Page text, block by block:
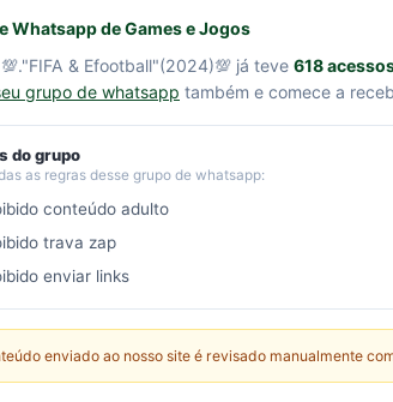
Whatsapp de Games e Jogos
& Efootball"(2024)💯 já teve 618
grupo de whatsapp também e comece a
do grupo
as regras desse grupo de whatsapp:
conteúdo adulto
trava zap
enviar links
enviado ao nosso site é revisado manualmente